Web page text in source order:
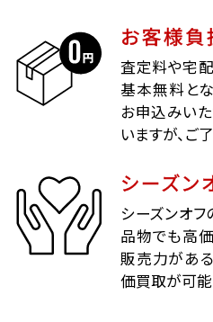
お客様
査定料や宅
基本無料と
お申込みい
いますが、ご
シーズン
シーズンオ
品物でも高
販売力があ
価買取が可能